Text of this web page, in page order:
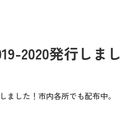
2020発行しま
した！市内各所でも配布中。